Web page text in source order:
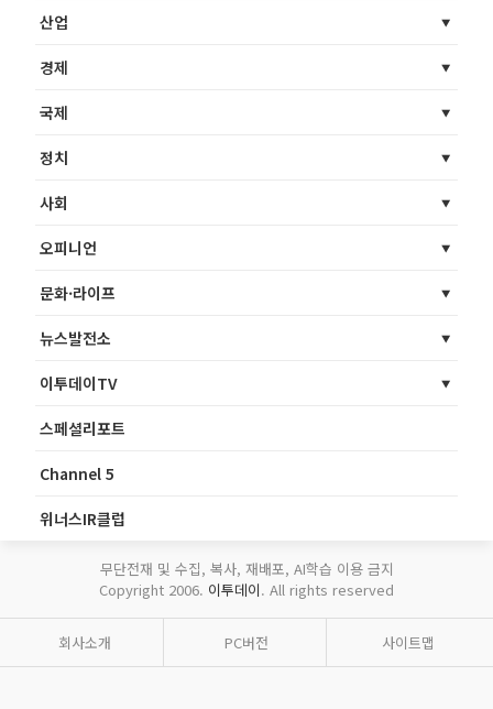
산업
경제
국제
정치
사회
오피니언
문화·라이프
뉴스발전소
이투데이TV
스페셜리포트
Channel 5
위너스IR클럽
무단전재 및 수집, 복사, 재배포, AI학습 이용 금지
Copyright 2006. 이투데이. All rights reserved
회사소개 PC버전 사이트맵